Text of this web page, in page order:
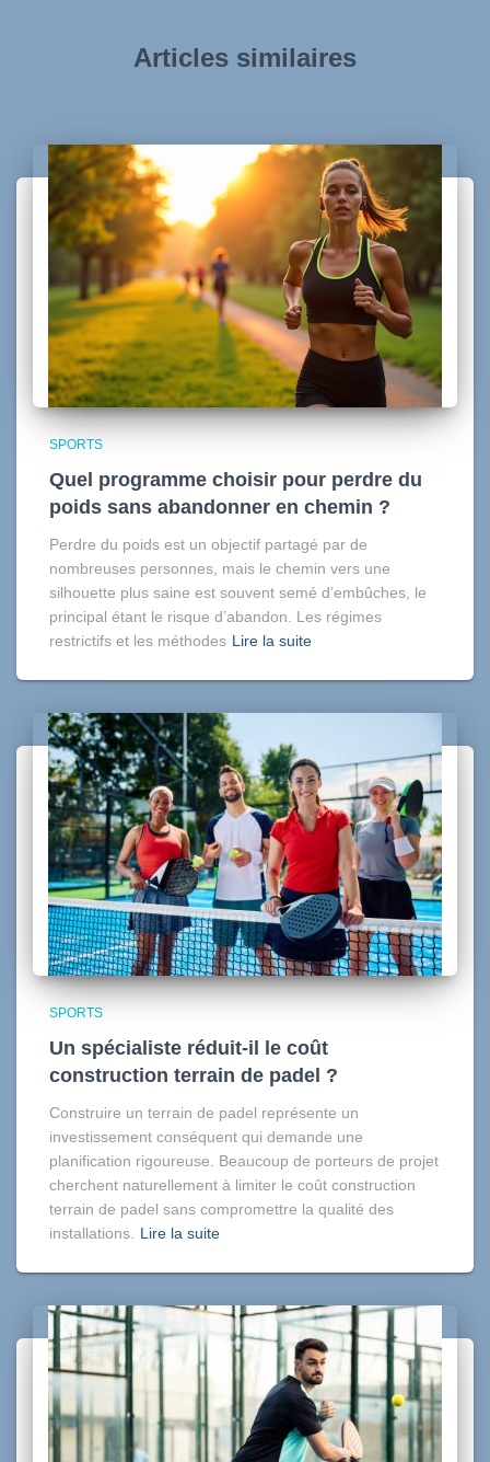
Articles similaires
SPORTS
Quel programme choisir pour perdre du
poids sans abandonner en chemin ?
Perdre du poids est un objectif partagé par de
nombreuses personnes, mais le chemin vers une
silhouette plus saine est souvent semé d’embûches, le
principal étant le risque d’abandon. Les régimes
restrictifs et les méthodes Lire la suite
SPORTS
Un spécialiste réduit-il le coût
construction terrain de padel ?
Construire un terrain de padel représente un
investissement conséquent qui demande une
planification rigoureuse. Beaucoup de porteurs de projet
cherchent naturellement à limiter le coût construction
terrain de padel sans compromettre la qualité des
installations.
Lire la suite